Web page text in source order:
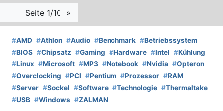
Seite 1/10 »
#AMD #Athlon #Audio #Benchmark #Betriebssystem
#BIOS #Chipsatz #Gaming #Hardware #Intel #Kühlung
#Linux #Microsoft #MP3 #Notebook #Nvidia #Opteron
#Overclocking #PCI #Pentium #Prozessor #RAM
#Server #Sockel #Software #Technologie #Thermaltake
#USB #Windows #ZALMAN